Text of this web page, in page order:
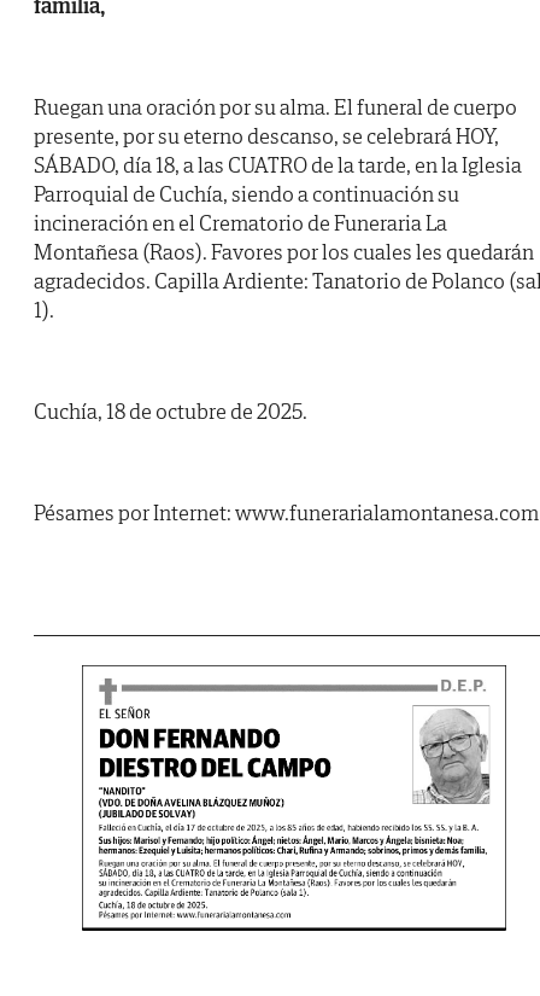
Ruegan una oración por su alma. El funeral de cuerpo
presente, por su eterno descanso, se celebrará HOY,
SÁBADO, día 18, a las CUATRO de la tarde, en la Iglesia
Parroquial de Cuchía, siendo a continuación su
incineración en el Crematorio de Funeraria La
Montañesa (Raos). Favores por los cuales les quedarán
agradecidos. Capilla Ardiente: Tanatorio de Polanco
1).
Cuchía, 18 de octubre de 2025.
Pésames por Internet: www.funerarialamontanesa.com